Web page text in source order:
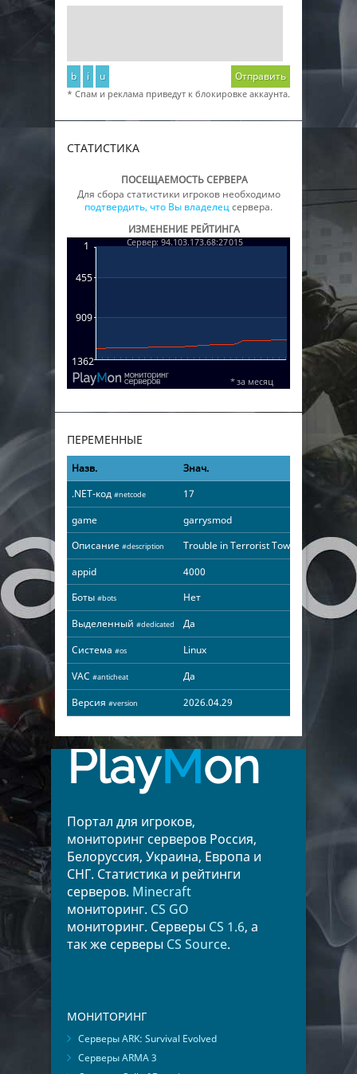
b i u Отправить
* Спам и реклама приведут к блокировке аккаунта.
СТАТИСТИКА
ПОСЕЩАЕМОСТЬ СЕРВЕРА
Для сбора статистики игроков необходимо
подтвердить, что Вы владелецсервера.
ИЗМЕНЕНИЕ РЕЙТИНГА
ПЕРЕМЕННЫЕ
Назв.
Знач.
.NET-код #netcode
17
game
garrysmod
Описание #description
Trouble in Terrorist Town
appid
4000
Боты #bots
Нет
Выделенный #dedicated
Да
Система #os
Linux
VAC #anticheat
Да
Версия #version 2026.04.29
PlayMon
Портал для игроков,
мониторинг серверов Россия,
Белоруссия, Украина, Европа и
СНГ. Статистика и рейтинги
серверов. Minecraft
мониторинг. CS GO
мониторинг. Серверы CS 1.6, а
так же серверы CS Source.
МОНИТОРИНГ
Серверы ARK: Survival Evolved
Серверы ARMA 3